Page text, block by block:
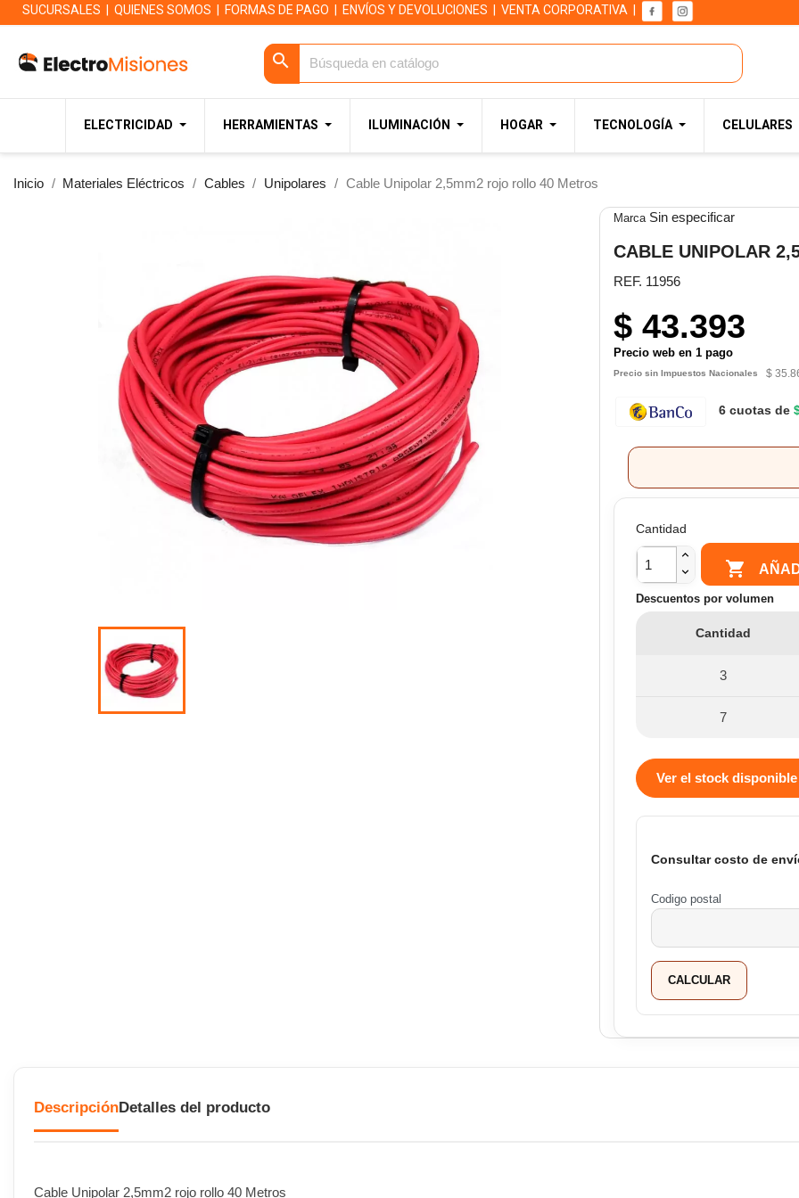
SUCURSALES QUIENES SOMOS FORMAS DE PAGO ENVÍOS Y DEVOLUCIONES VENTA CORPORATIVA
search
ELECTRICIDAD HERRAMIENTAS ILUMINACIÓN HOGAR TECNOLOGÍA CELULARES
Inicio Materiales Eléctricos Cables Unipolares Cable Unipolar 2,5mm2 rojo rollo 40 Metros
Marca Sin especificar
CABLE UNIPOLAR
REF. 11956
$ 43.393
Precio web en 1 pago
Precio sin Impuestos Nacionales $
6 cuotas de
Cantidad

Descuentos por volumen
Cantidad
3
7
Ver el stock
Consultar costo de
Codigo postal
CALCULAR
DescripciónDetalles del producto
Cable Unipolar 2,5mm2 rojo rollo 40 Metros